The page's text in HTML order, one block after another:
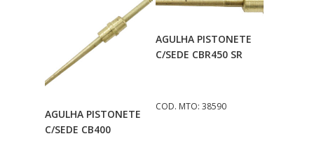
Adicionar Ao
Carrinho
AGULHA PISTONETE
C/SEDE CB400
Adicionar Ao
Carrinho
AGULHA PISTONETE
C/SEDE CBR450 SR
COD. MTO: 38590